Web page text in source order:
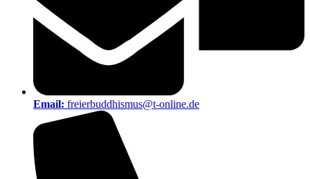
Email: freierbuddhismus@t-online.de